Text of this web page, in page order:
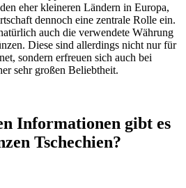
eher kleineren Ländern in Europa,
dennoch eine zentrale Rolle ein.
auch die verwendete Währung
Diese sind allerdings nicht nur für
sondern erfreuen sich auch bei
sehr großen Beliebtheit.
Informationen gibt es
Tschechien?